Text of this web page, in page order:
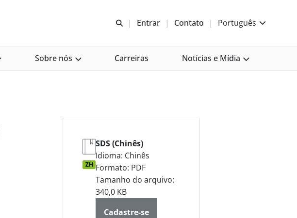
Abrir pesquisa
Entrar Contato Português
Sobre nós Carreiras Notícias e Mídia
ZH
SDS (Chinês)
Idioma: Chinês
Formato: PDF
Tamanho do arquivo:
340,0 KB
Cadastre-se